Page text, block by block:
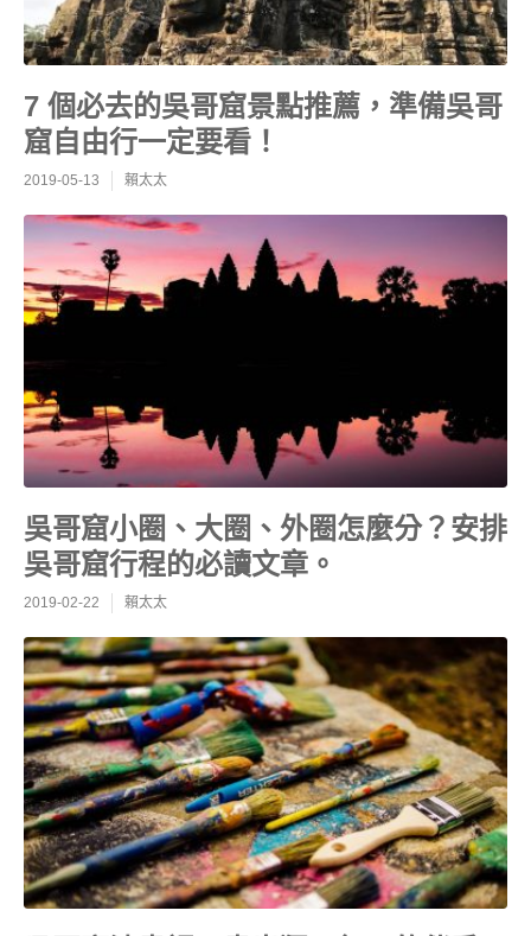
7 個必去的吳哥窟景點推薦，準備吳哥
窟自由行一定要看！
2019-05-13 賴太太
吳哥窟小圈、大圈、外圈怎麼分？安排
吳哥窟行程的必讀文章。
2019-02-22 賴太太